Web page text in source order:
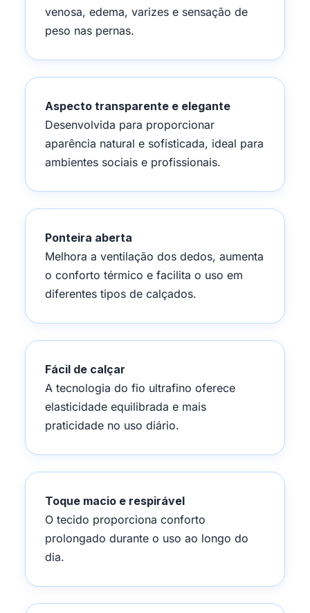
venosa, edema, varizes e sensação de
peso nas pernas.
Aspecto transparente e elegante
Desenvolvida para proporcionar
aparência natural e sofisticada, ideal para
ambientes sociais e profissionais.
Ponteira aberta
Melhora a ventilação dos dedos, aumenta
o conforto térmico e facilita o uso em
diferentes tipos de calçados.
Fácil de calçar
A tecnologia do fio ultrafino oferece
elasticidade equilibrada e mais
praticidade no uso diário.
Toque macio e respirável
O tecido proporciona conforto
prolongado durante o uso ao longo do
dia.